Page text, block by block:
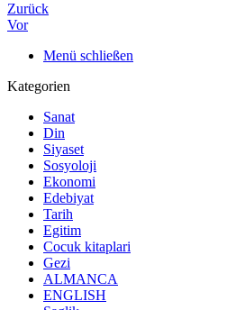
Zurück
Vor
Menü schließen
Kategorien
Sanat
Din
Siyaset
Sosyoloji
Ekonomi
Edebiyat
Tarih
Egitim
Cocuk kitaplari
Gezi
ALMANCA
ENGLISH